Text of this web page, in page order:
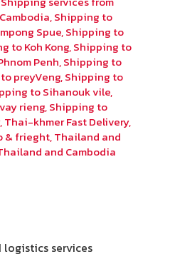
,Shipping to
Spue,Shipping to
to Koh Kong,Shipping to
Penh,Shipping to
preyVeng,Shipping to
to Sihanouk vile,
rieng,Shipping to
,Thai-khmer Fast Delivery,
& frieght,Thailand and
and Cambodia
services